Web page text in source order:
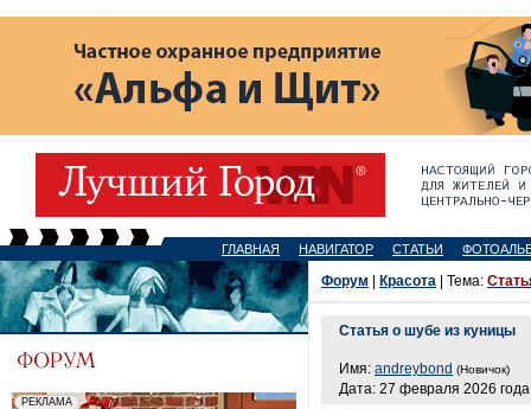
ГЛАВНАЯ НАВИГАТОР СТАТЬИ
Форум Красота | Тема:
Статья о шубе из куницы
Имя: andreybond (Новичок)
Дата: 27 февраля 2026